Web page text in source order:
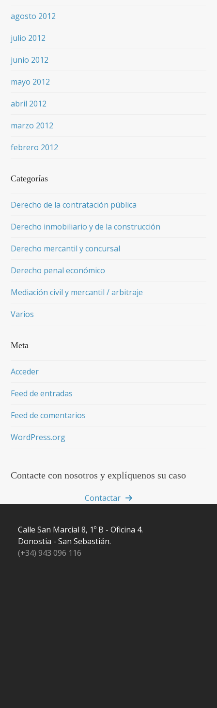
agosto 2012
julio 2012
junio 2012
mayo 2012
abril 2012
marzo 2012
febrero 2012
Categorías
Derecho de la contratación pública
Derecho inmobiliario y de la construcción
Derecho mercantil y concursal
Derecho penal económico
Mediación civil y mercantil / arbitraje
Varios
Meta
Acceder
Feed de entradas
Feed de comentarios
WordPress.org
Contacte con nosotros y explíquenos su caso
Contactar
Calle San Marcial 8, 1º B - Oficina 4.
Donostia - San Sebastián.
(+34) 943 096 116